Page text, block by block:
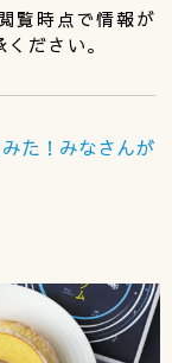
覧時点で情報が
ださい。
た！みなさんが